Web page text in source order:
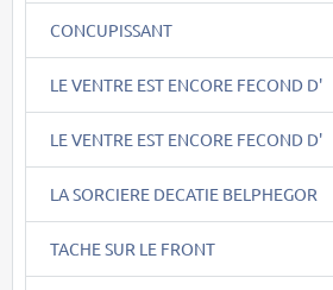
CONCUPISSANT
LE VENTRE EST ENCORE FECOND D'
LE VENTRE EST ENCORE FECOND D'
LA SORCIERE DECATIE BELPHEGOR
TACHE SUR LE FRONT